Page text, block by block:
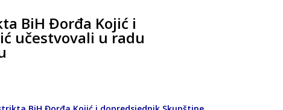
BiH Đorđa Kojić i
učestvovali u radu